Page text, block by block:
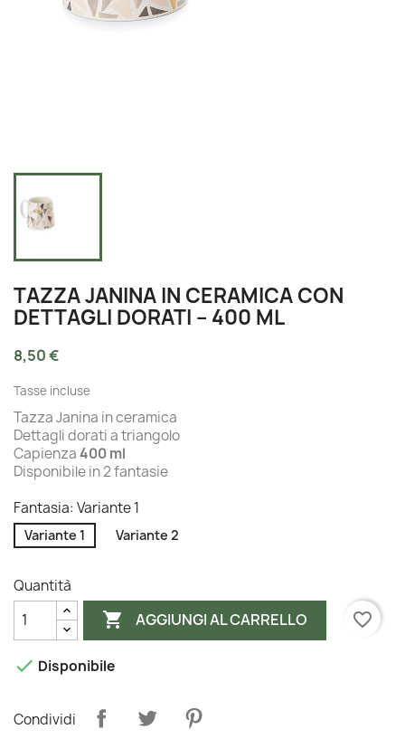
TAZZA JANINA IN CERAMICA CON
DETTAGLI DORATI – 400 ML
8,50 €
Tasse incluse
Tazza Janina in ceramica
Dettagli dorati a triangolo
Capienza400 ml
Disponibile in 2 fantasie
Fantasia: Variante 1
Variante 1 Variante 2
Quantità
 AGGIUNGI AL CARRELLO favorite_border
 Disponibile
Condividi